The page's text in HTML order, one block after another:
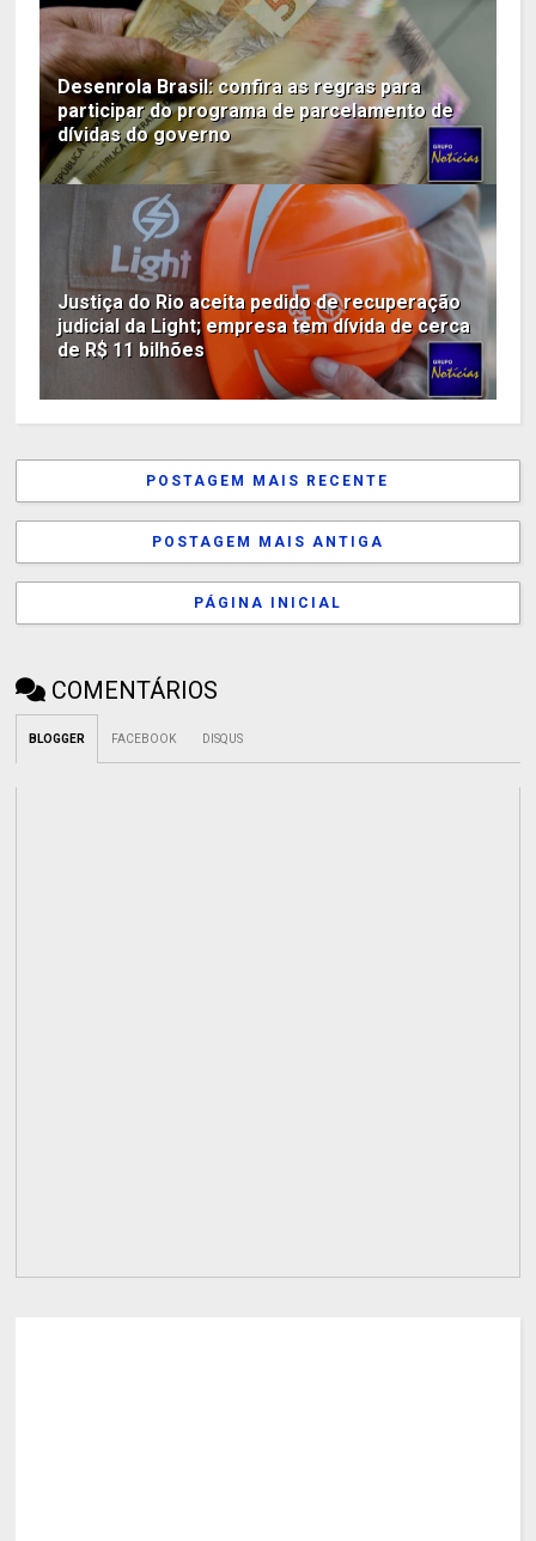
Desenrola Brasil: confira as regras para
participar do programa de parcelamento de
dívidas do governo
Justiça do Rio aceita pedido de recuperação
judicial da Light; empresa tem dívida de cerca
de R$ 11 bilhões
POSTAGEM MAIS RECENTE
POSTAGEM MAIS ANTIGA
PÁGINA INICIAL
COMENTÁRIOS
BLOGGER FACEBOOK DISQUS